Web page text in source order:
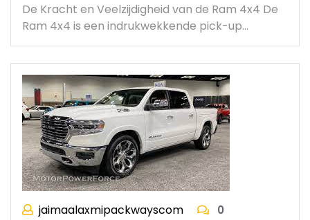
De Kracht en Veelzijdigheid van de Ram 4x4 De
Ram 4x4 is een indrukwekkende pick-up…
jaimaalaxmipackwayscom
0